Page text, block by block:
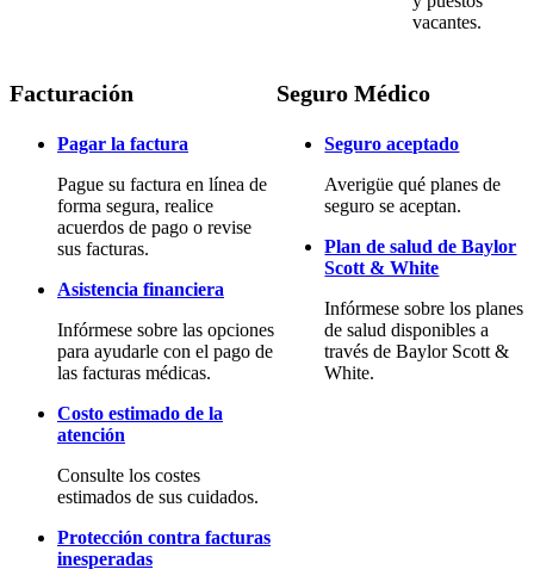
vacantes.
Facturación
Pagar la factura
Pague su factura en línea de
forma segura, realice
acuerdos de pago o revise
sus facturas.
Asistencia financiera
Infórmese sobre las opciones
para ayudarle con el pago de
las facturas médicas.
Costo estimado de la
atención
Consulte los costes
estimados de sus cuidados.
Protección contra facturas
inesperadas
Seguro Médico
Seguro aceptado
Averigüe qué planes de
seguro se aceptan.
Plan de salud de Baylor
Scott & White
Infórmese sobre los planes
de salud disponibles a
través de Baylor Scott &
White.